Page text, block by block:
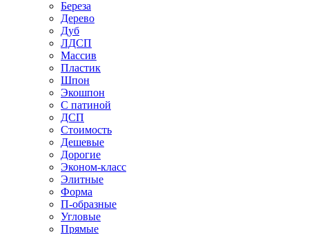
Береза
Дерево
Дуб
ЛДСП
Массив
Пластик
Шпон
Экошпон
С патиной
ДСП
Стоимость
Дешевые
Дорогие
Эконом-класс
Элитные
Форма
П-образные
Угловые
Прямые